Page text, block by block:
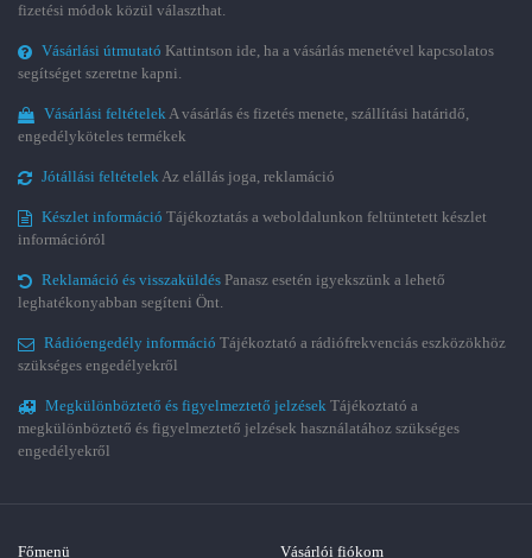
fizetési módok közül választhat.
Vásárlási útmutató Kattintson ide, ha a vásárlás menetével kapcsolatos
segítséget szeretne kapni.
Vásárlási feltételekA vásárlás és fizetés menete, szállítási határidő,
engedélyköteles termékek
Jótállási feltételekAz elállás joga, reklamáció
Készlet információ Tájékoztatás a weboldalunkon feltüntetett készlet
információról
Reklamáció és visszaküldés Panasz esetén igyekszünk a lehető
leghatékonyabban segíteni Önt.
Rádióengedély információ Tájékoztató a rádiófrekvenciás eszközökhöz
szükséges engedélyekről
Megkülönböztető és figyelmeztető jelzések Tájékoztató a
megkülönböztető és figyelmeztető jelzések használatához szükséges
engedélyekről
Főmenü Vásárlói fiókom